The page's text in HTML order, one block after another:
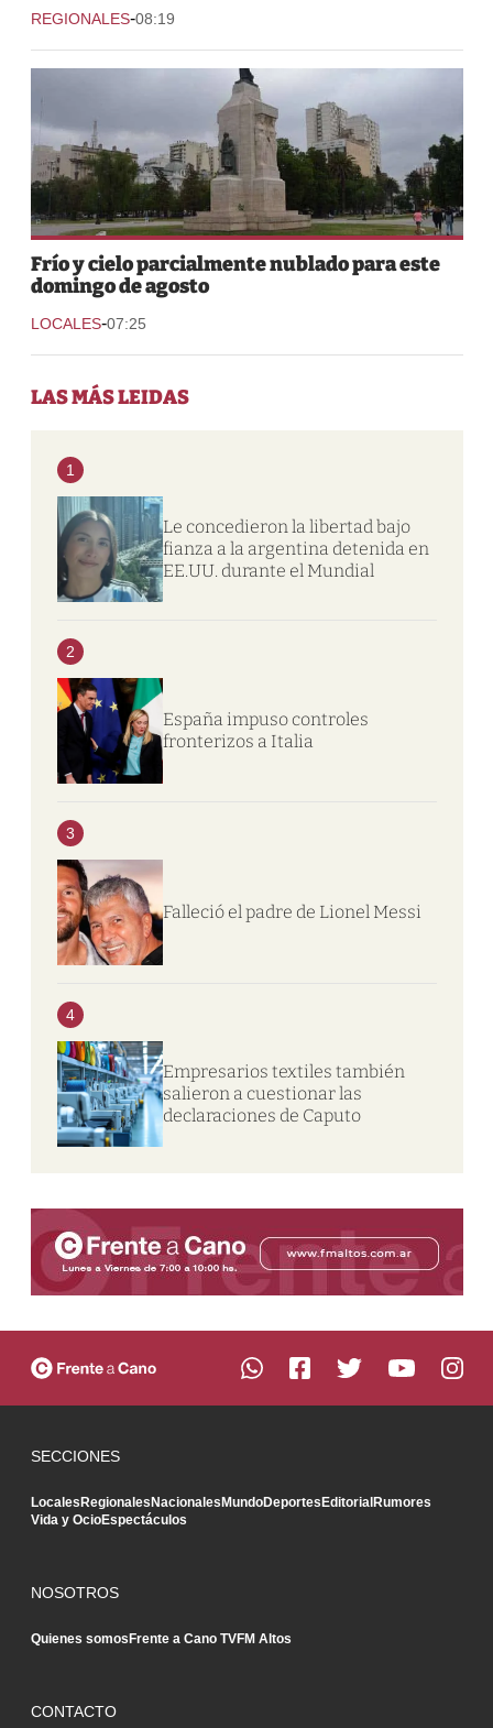
REGIONALES-08:19
Frío y cielo parcialmente nublado para este
domingo de agosto
LOCALES-07:25
LAS MÁS LEIDAS
1
Le concedieron la libertad bajo
fianza a la argentina detenida en
EE.UU. durante el Mundial
2
España impuso controles
fronterizos a Italia
3
Falleció el padre de Lionel Messi
4
Empresarios textiles también
salieron a cuestionar las
declaraciones de Caputo
SECCIONES
Locales Regionales Nacionales MundoDeportes Editorial Rumores
Vida y OcioEspectáculos
NOSOTROS
Quienes somos Frente a Cano TVFM Altos
CONTACTO